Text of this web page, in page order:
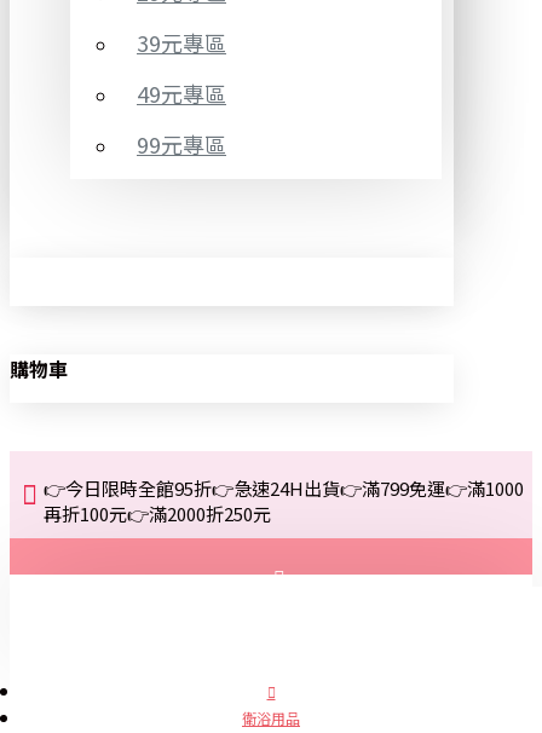
39元專區
49元專區
99元專區
購物車
👉今日限時全館95折👉急速24H出貨👉滿799免運👉滿1000
再折100元👉滿2000折250元
衛浴用品